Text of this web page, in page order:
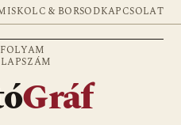
& BORSODKAPCSOLAT
Gráf